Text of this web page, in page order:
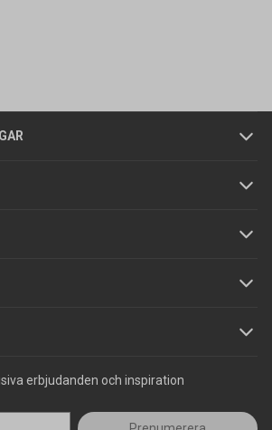
erbjudanden och inspiration